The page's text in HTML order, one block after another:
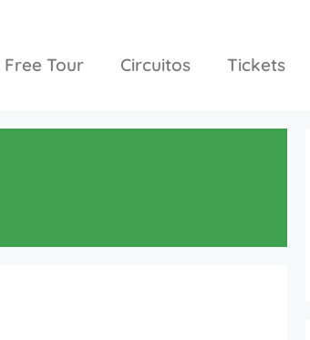
Free Tour Circuitos Tickets